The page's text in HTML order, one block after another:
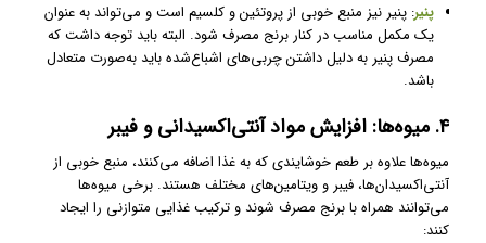
پنیر: پنیر نیز منبع خوبی از پروتئین و کلسیم است و می‌تواند به عنوان
یک مکمل مناسب در کنار برنج مصرف شود. البته باید توجه داشت که
مصرف پنیر به دلیل داشتن چربی‌های اشباع‌شده باید به‌صورت متعادل
باشد.
۴. میوه‌ها: افزایش مواد آنتی‌اکسیدانی و فیبر
میوه‌ها علاوه بر طعم خوشایندی که به غذا اضافه می‌کنند، منبع خوبی از
آنتی‌اکسیدان‌ها، فیبر و ویتامین‌های مختلف هستند. برخی میوه‌ها
می‌توانند همراه با برنج مصرف شوند و ترکیب غذایی متوازنی را ایجاد
کنند: